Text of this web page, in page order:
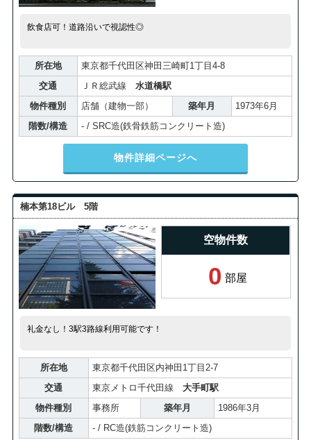
飲食店可！道路沿いで視認性◎
所在地
東京都千代田区神田三崎町1丁目4-8
交通
ＪＲ総武線 水道橋駅
物件種別
店舗（建物一部） 築年月
1973年6月
階数/構造
- / SRC造(鉄骨鉄筋コンクリート造)
物件詳細ページへ
楠本第18ビル 5階
空物件数
0 部屋
礼金なし！3駅3路線利用可能です！
所在地
東京都千代田区内神田1丁目2-7
交通
東京メトロ千代田線 大手町駅
物件種別
事務所 築年月
1986年3月
階数/構造
- / RC造(鉄筋コンクリート造)